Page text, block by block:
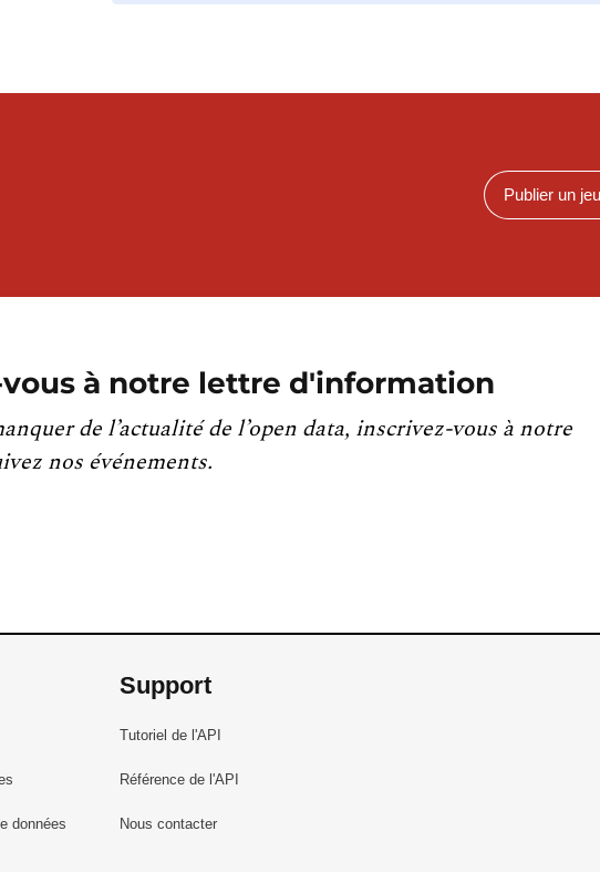
Publier un
à notre lettre d'information
de l’actualité de l’open data, inscrivez-vous à notre
nos événements.
données
Support
Tutoriel de l'API
Référence de l'API
Nous contacter